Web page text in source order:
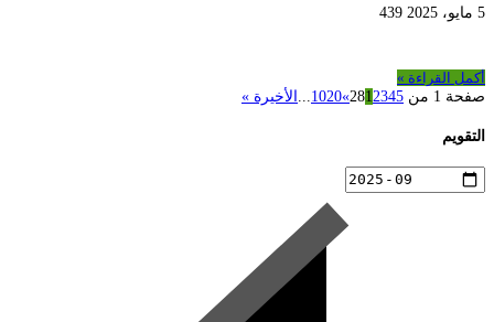
5 مايو، 2025 439
أكمل القراءة »
صفحة 1 من 28
12345
»
1020
... الأخيرة »
التقويم